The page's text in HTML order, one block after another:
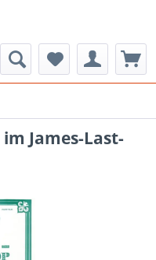
James-Last-